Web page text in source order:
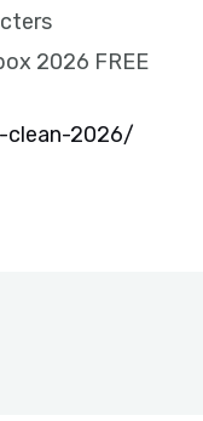
2026 FREE
clean-2026/